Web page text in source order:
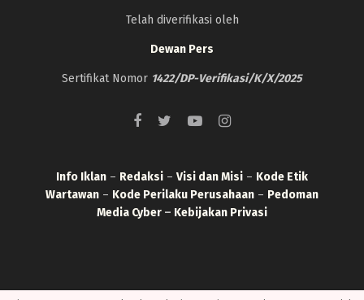
Telah diverifikasi oleh
Dewan Pers
Sertifikat Nomor 1422/DP-Verifikasi/K/X/2025
Info Iklan – Redaksi – Visi dan Misi – Kode Etik
Wartawan – Kode Perilaku Perusahaan – Pedoman
Media Cyber – Kebijakan Privasi